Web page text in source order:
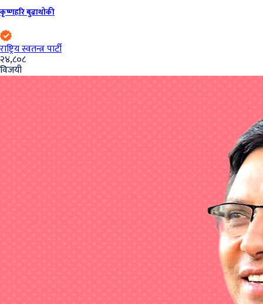
कृष्णहरि बुढाथोकी
राष्ट्रिय स्वतन्त्र पार्टी
२४,८०८
विजयी